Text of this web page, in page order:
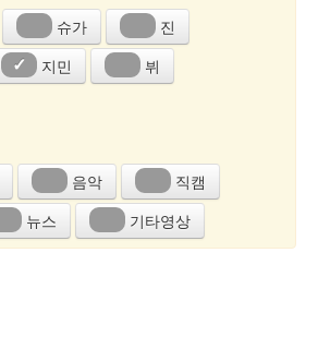
슈가
진
✓ 지민
뷔
음악
직캠
뉴스 기타영상